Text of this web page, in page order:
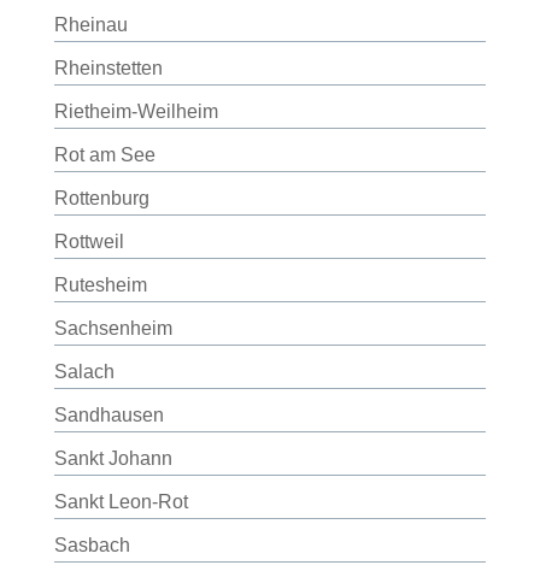
Rheinau
Rheinstetten
Rietheim-Weilheim
Rot am See
Rottenburg
Rottweil
Rutesheim
Sachsenheim
Salach
Sandhausen
Sankt Johann
Sankt Leon-Rot
Sasbach